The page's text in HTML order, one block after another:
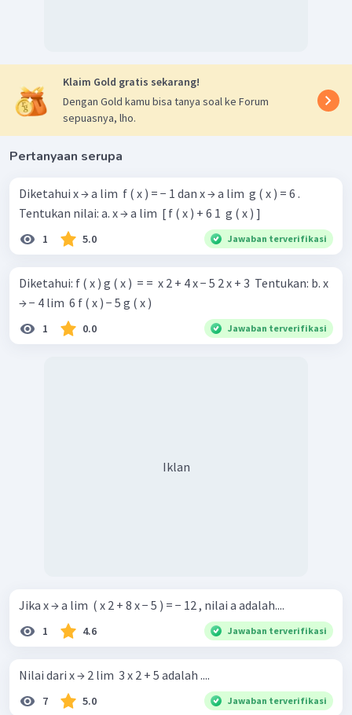
Klaim Gold gratis sekarang!
Dengan Gold kamu bisa tanya soal ke Forum
sepuasnya, lho.
Pertanyaan serupa
Diketahui x → a lim ​ f ( x ) = − 1 dan x → a lim ​ g ( x ) = 6 .
Tentukan nilai: a. x → a lim ​ [ f ( x ) + 6 1 ​ g ( x ) ]
1 5.0 Jawaban terverifikasi
Diketahui: f ( x ) g ( x ) ​ = = ​ x 2 + 4 x − 5 2 x + 3 ​ Tentukan: b. x
→ − 4 lim ​ 6 f ( x ) − 5 g ( x )
1 0.0 Jawaban terverifikasi
Iklan
Jika x → a lim ​ ( x 2 + 8 x − 5 ) = − 12 , nilai a adalah....
1 4.6 Jawaban terverifikasi
Nilai dari x → 2 lim ​ 3 x 2 + 5 adalah ....
7 5.0 Jawaban terverifikasi